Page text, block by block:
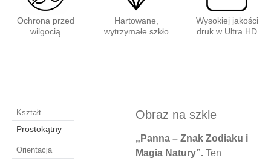
Ochrona przed
wilgocią
Hartowane,
wytrzymałe szkło
Wysokiej jakości
druk w Ultra HD
Obraz na szkle
„Panna – Znak Zodiaku i
Magia Natury”. Ten
Kształt
Prostokątny
Orientacja